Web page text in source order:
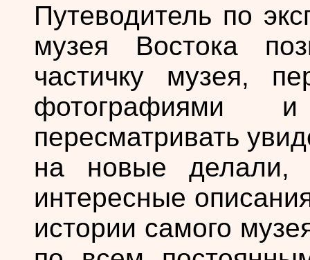
Путеводитель по
музея Востока
частичку музея,
фотографиями
пересматривать
на новые делали,
интересные
истории самого